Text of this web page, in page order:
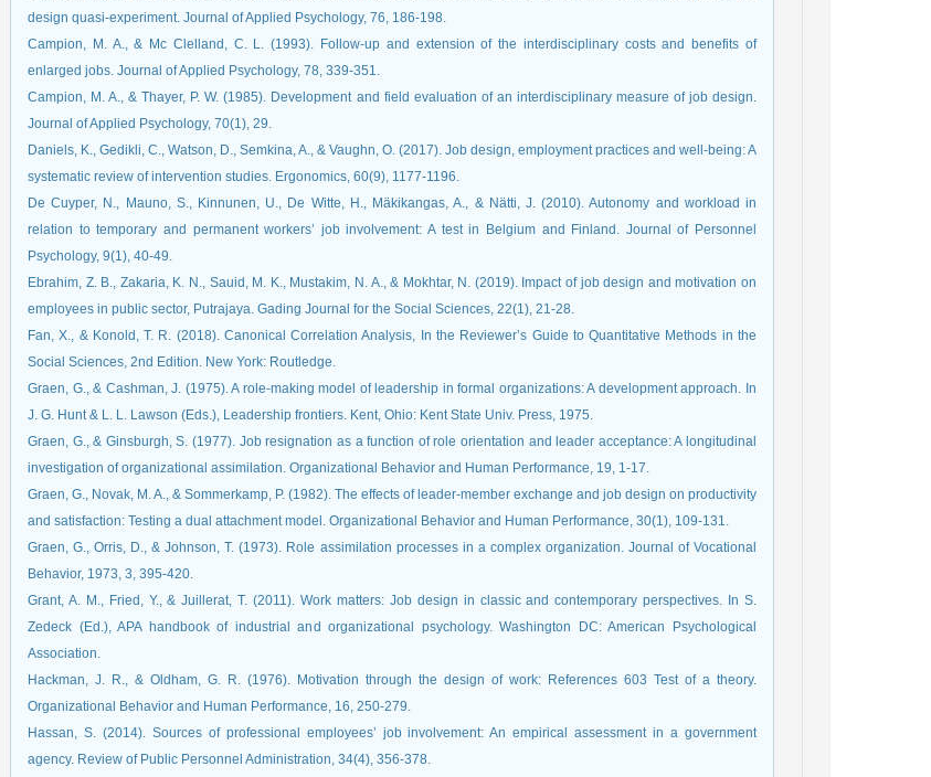
design quasi-experiment. Journal of Applied Psychology, 76, 186-198.
Campion, M. A., & Mc Clelland, C. L. (1993). Follow-up and extension of the interdisciplinary costs and benefits of
enlarged jobs. Journal of Applied Psychology, 78, 339-351.
Campion, M. A., & Thayer, P. W. (1985). Development and field evaluation of an interdisciplinary measure of job design.
Journal of Applied Psychology, 70(1), 29.
Daniels, K., Gedikli, C., Watson, D., Semkina, A., & Vaughn, O. (2017). Job design, employment practices and well-being: A
systematic review of intervention studies. Ergonomics, 60(9), 1177-1196.
De Cuyper, N., Mauno, S., Kinnunen, U., De Witte, H., Mäkikangas, A., & Nätti, J. (2010). Autonomy and workload in
relation to temporary and permanent workers’ job involvement: A test in Belgium and Finland. Journal of Personnel
Psychology, 9(1), 40-49.
Ebrahim, Z. B., Zakaria, K. N., Sauid, M. K., Mustakim, N. A., & Mokhtar, N. (2019). Impact of job design and motivation on
employees in public sector, Putrajaya. Gading Journal for the Social Sciences, 22(1), 21-28.
Fan, X., & Konold, T. R. (2018). Canonical Correlation Analysis, In the Reviewer’s Guide to Quantitative Methods in the
Social Sciences, 2nd Edition. New York: Routledge.
Graen, G., & Cashman, J. (1975). A role-making model of leadership in formal organizations: A development approach. In
J. G. Hunt & L. L. Lawson (Eds.), Leadership frontiers. Kent, Ohio: Kent State Univ. Press, 1975.
Graen, G., & Ginsburgh, S. (1977). Job resignation as a function of role orientation and leader acceptance: A longitudinal
investigation of organizational assimilation. Organizational Behavior and Human Performance, 19, 1-17.
Graen, G., Novak, M. A., & Sommerkamp, P. (1982). The effects of leader-member exchange and job design on productivity
and satisfaction: Testing a dual attachment model. Organizational Behavior and Human Performance, 30(1), 109-131.
Graen, G., Orris, D., & Johnson, T. (1973). Role assimilation processes in a complex organization. Journal of Vocational
Behavior, 1973, 3, 395-420.
Grant, A. M., Fried, Y., & Juillerat, T. (2011). Work matters: Job design in classic and contemporary perspectives. In S.
Zedeck (Ed.), APA handbook of industrial and organizational psychology. Washington DC: American Psychological
Association.
Hackman, J. R., & Oldham, G. R. (1976). Motivation through the design of work: References 603 Test of a theory.
Organizational Behavior and Human Performance, 16, 250-279.
Hassan, S. (2014). Sources of professional employees’ job involvement: An empirical assessment in a government
agency. Review of Public Personnel Administration, 34(4), 356-378.